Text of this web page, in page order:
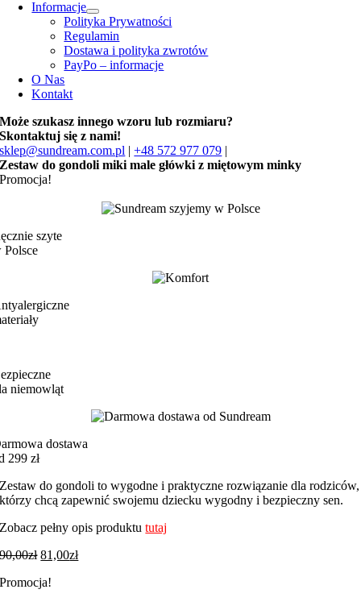
Informacje
Polityka Prywatności
Regulamin
Dostawa i polityka zwrotów
PayPo – informacje
O Nas
Kontakt
Może szukasz innego wzoru lub rozmiaru?
Skontaktuj się z nami!
sklep@sundream.com.pl |+48 572 977 079 |
Zestaw do gondoli miki male główki z miętowym minky
Promocja!
szyte
Polsce
niemowląt
dostawa
299 zł
Zestaw do gondoli to wygodne i praktyczne rozwiązanie dla rodziców,
którzy chcą zapewnić swojemu dziecku wygodny i bezpieczny sen.
Zobacz pełny opis produktututaj
90,00zł 81,00zł
Promocja!